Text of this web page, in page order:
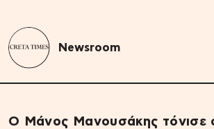
Newsroom
Ο Μάνος Μανουσάκης τόνισε